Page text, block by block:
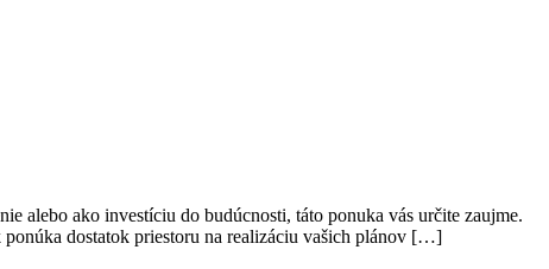
ako investíciu do budúcnosti, táto ponuka vás určite zaujme.
ponúka dostatok priestoru na realizáciu vašich plánov […]